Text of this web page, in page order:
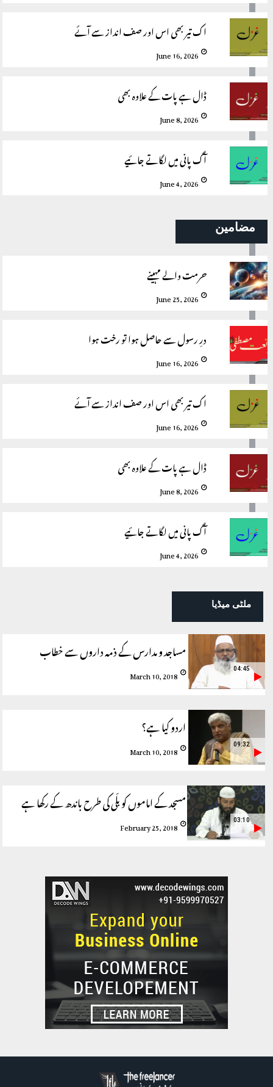
اک تیر بھی اس اور صف انداز سے آئے
June 16, 2026
ڈال ہے پات کے علاوہ بھی
June 8, 2026
آگ پانی میں لگاتے جائیے
June 4, 2026
مضامین
حرمت والے مہینے
June 25, 2026
درِ رسول سے حاصل ہوا تو رخت ہوا
June 16, 2026
اک تیر بھی اس اور صف انداز سے آئے
June 16, 2026
ڈال ہے پات کے علاوہ بھی
June 8, 2026
آگ پانی میں لگاتے جائیے
June 4, 2026
ملٹی میڈیا
مساجد و مدارس کے ذمہ داروں سے خطاب
March 10, 2018 04:45
اردو کیا ہے؟
March 10, 2018 09:32
مسجد کے اماموں کو بلّی کی طرح باندھ کے رکھا ہے
February 25, 2018 03:10